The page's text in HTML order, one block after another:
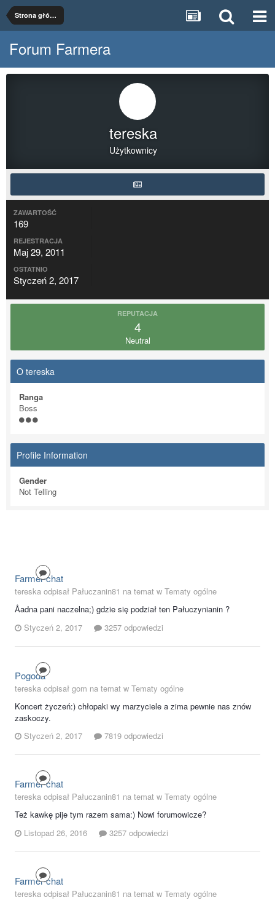
Strona główna
Forum Farmera
tereska
Użytkownicy
ZAWARTOŚĆ
169
REJESTRACJA
Maj 29, 2011
OSTATNIO
Styczeń 2, 2017
REPUTACJA
4
Neutral
O tereska
Ranga
Boss
Profile Information
Gender
Not Telling
Farmer-chat
tereska odpisał Pałuczanin81 na temat w Tematy ogólne
Åadna pani naczelna;) gdzie się podział ten Pałuczynianin ?
Styczeń 2, 2017
3257 odpowiedzi
Pogoda
tereska odpisał gom na temat w Tematy ogólne
Koncert życzeń:) chłopaki wy marzyciele a zima pewnie nas znów
zaskoczy.
Styczeń 2, 2017
7819 odpowiedzi
Farmer-chat
tereska odpisał Pałuczanin81 na temat w Tematy ogólne
Też kawkę pije tym razem sama:) Nowi forumowicze?
Listopad 26, 2016
3257 odpowiedzi
Farmer-chat
tereska odpisał Pałuczanin81 na temat w Tematy ogólne